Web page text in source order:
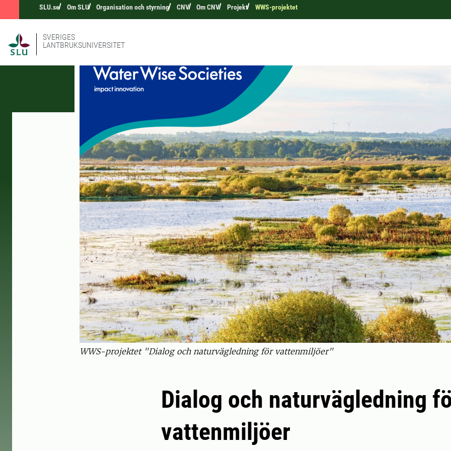
SLU.se Om SLU Organisation och styrning CNV Om CNV Projekt WWS-projektet
SVERIGES
LANTBRUKSUNIVERSITET
WWS-projektet "Dialog och naturvägledning för vattenmiljöer"
Dialog och naturvägledning
vattenmiljöer